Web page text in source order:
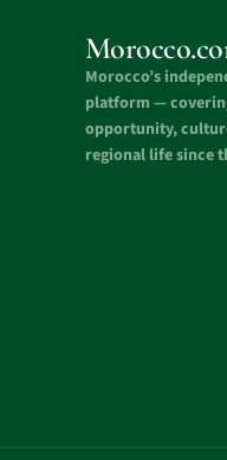
Morocco’s
platform —
opportunity,
regional life since